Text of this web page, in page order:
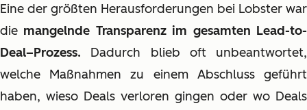
Eine der größten Herausforderungen bei Lobster war
die mangelnde Transparenz im gesamten Lead-to-
Deal–Prozess. Dadurch blieb oft unbeantwortet,
welche Maßnahmen zu einem Abschluss geführt
haben, wieso Deals verloren gingen oder wo Deals